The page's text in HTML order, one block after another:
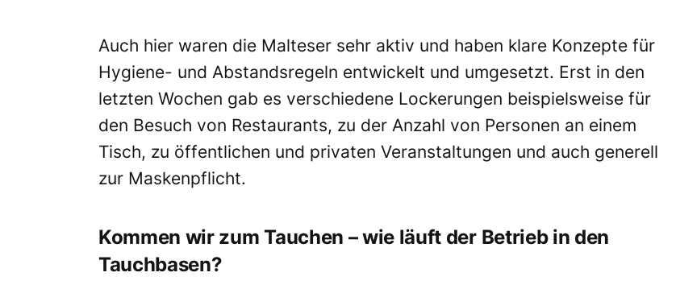
Auch hier waren die Malteser sehr aktiv und haben klare Konzepte für
Hygiene- und Abstandsregeln entwickelt und umgesetzt. Erst in den
letzten Wochen gab es verschiedene Lockerungen beispielsweise für
den Besuch von Restaurants, zu der Anzahl von Personen an einem
Tisch, zu öffentlichen und privaten Veranstaltungen und auch generell
zur Maskenpflicht.
Kommen wir zum Tauchen – wie läuft der Betrieb in den
Tauchbasen?